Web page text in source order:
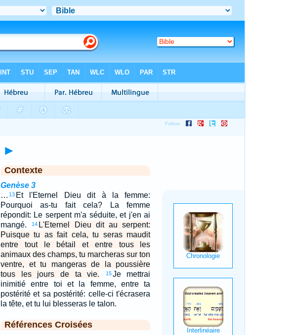
►
Contexte
Genèse 3
… 13 Et l'Eternel Dieu dit à la femme:
Pourquoi as-tu fait cela? La femme
répondit: Le serpent m'a séduite, et j'en ai
mangé.
14 L'Eternel Dieu dit au serpent:
Puisque tu as fait cela, tu seras maudit
entre tout le bétail et entre tous les
animaux des champs, tu marcheras sur ton
ventre, et tu mangeras de la poussière
tous les jours de ta vie.
15Je mettrai
inimitié entre toi et la femme, entre ta
postérité et sa postérité: celle-ci t'écrasera
la tête, et tu lui blesseras le talon.
Références Croisées